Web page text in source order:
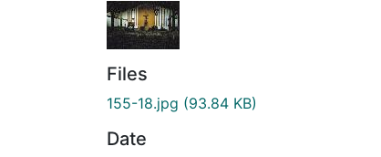
Files
155-18.jpg (93.84 KB)
Date